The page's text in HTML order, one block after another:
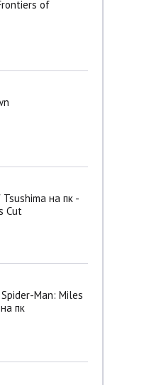
of
на пк -
Cut
Spider-Man: Miles
пк